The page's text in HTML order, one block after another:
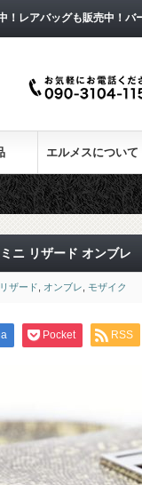
！レアバッグも販売中！
エルメスについて
ニ リザード オンブレ
リザード オンブレ モザイク
Pocket RSS